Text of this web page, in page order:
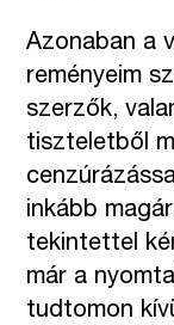
Azonaban a
reményeim
szerzők,
tiszteletből
inkább
tekintettel
már a
tudtomon